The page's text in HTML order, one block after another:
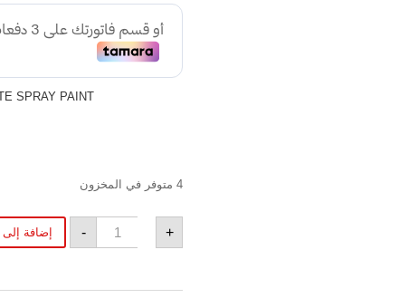
SPRAY PAINT
4 متوفر في المخزون
-
كمية
TAMIYA
PS-
+ إضافة إلى